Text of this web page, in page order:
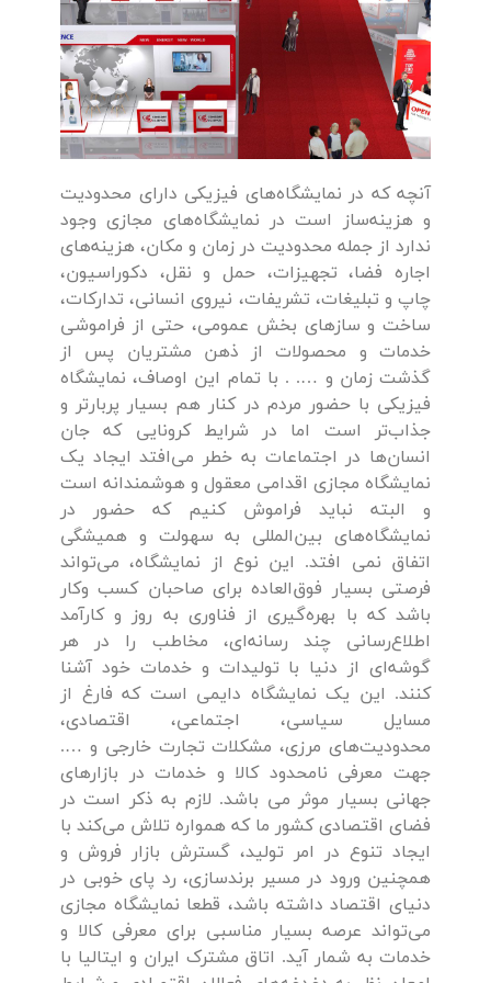
آنچه که در نمایشگاه‌های فیزیکی دارای محدودیت
و هزینه‌ساز است در نمایشگاه‌های مجازی وجود
ندارد از جمله محدودیت در زمان و مکان، هزینه‌های
اجاره فضا، تجهیزات، حمل و نقل، دکوراسیون،
چاپ و تبلیغات، تشریفات، نیروی انسانی، تدارکات،
ساخت و سازهای بخش عمومی، حتی از فراموشی
خدمات و محصولات از ذهن مشتریان پس از
گذشت زمان و …. . با تمام این اوصاف، نمایشگاه
فیزیکی با حضور مردم در کنار هم بسیار پربارتر و
جذاب‌تر است اما در شرایط کرونایی که جان
انسان‌ها در اجتماعات به خطر می‌افتد ایجاد یک
نمایشگاه مجازی اقدامی معقول و هوشمندانه است
و البته نباید فراموش کنیم که حضور در
نمایشگاه‌های بین‌المللی به سهولت و همیشگی
اتفاق نمی افتد. این نوع از نمایشگاه، می‌تواند
فرصتی بسیار فوق‌العاده برای صاحبان کسب و‌کار
باشد که با بهره‌گیری از فناوری به روز و کارآمد
اطلاع‌رسانی چند رسانه‌ای، مخاطب را در هر
گوشه‌ای از دنیا با تولیدات و خدمات خود آشنا
کنند. این یک نمایشگاه دایمی است که فارغ از
مسایل سیاسی، اجتماعی، اقتصادی،
محدودیت‌های مرزی، مشکلات تجارت خارجی و ….
جهت معرفی نامحدود کالا و خدمات در بازارهای
جهانی بسیار موثر می باشد. لازم به ذکر است در
فضای اقتصادی کشور ما که همواره تلاش می‌کند با
ایجاد تنوع در امر تولید، گسترش بازار فروش و
همچنین ورود در مسیر برندسازی، رد پای خوبی در
دنیای اقتصاد داشته باشد، قطعا نمایشگاه مجازی
می‌تواند عرصه بسیار مناسبی برای معرفی کالا و
خدمات به شمار آید. اتاق مشترک ایران و ایتالیا با